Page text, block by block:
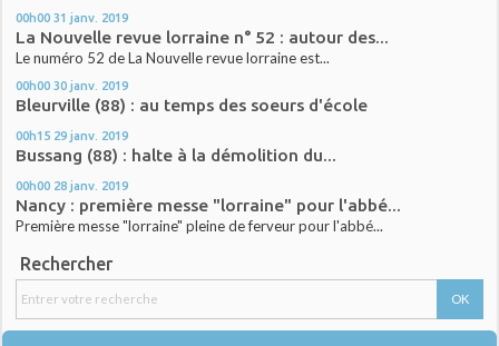
00h00 31 janv. 2019
La Nouvelle revue lorraine n° 52 : autour des...
Le numéro 52 de La Nouvelle revue lorraine est...
00h00 30 janv. 2019
Bleurville (88) : au temps des soeurs d'école
00h15 29 janv. 2019
Bussang (88) : halte à la démolition du...
00h00 28 janv. 2019
Nancy : première messe "lorraine" pour l'abbé...
Première messe "lorraine" pleine de ferveur pour l'abbé...
Rechercher